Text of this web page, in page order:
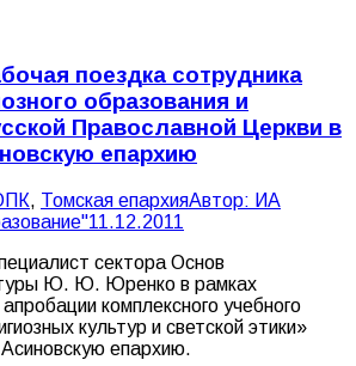
поездка сотрудника
образования и
Православной Церкви в
епархию
, Томская епархияАвтор: ИА
11.12.2011
сектора Основ
Ю. Ю. Юренко в рамках
комплексного учебного
культур и светской этики»
епархию.